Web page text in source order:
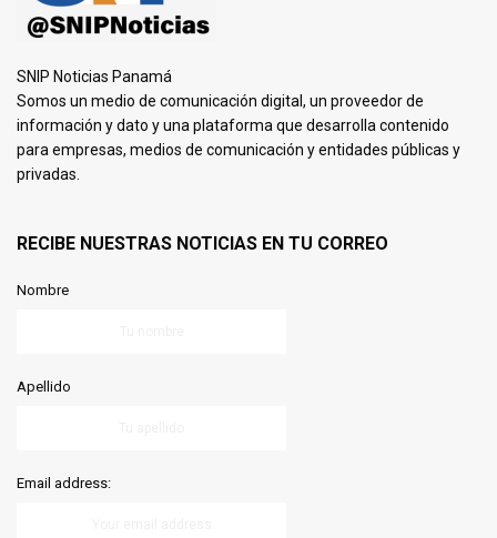
SNIP Noticias Panamá
Somos un medio de comunicación digital, un proveedor de
información y dato y una plataforma que desarrolla contenido
para empresas, medios de comunicación y entidades públicas y
privadas.
RECIBE NUESTRAS NOTICIAS EN TU CORREO
Nombre
Apellido
Email address: